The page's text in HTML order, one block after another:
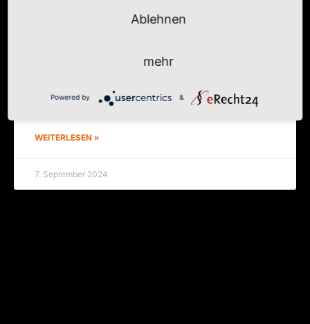
Der ulti­ma­ti­ve Tipp von Jesus: Mach dir kei­ne Sor­
ken dazu. Mat­thä­us 6,25–34 Dar­um sage ich euch:
Sorgt euch
WEITERLESEN »
7. September 2024
Ablehnen
mehr
Powered by &